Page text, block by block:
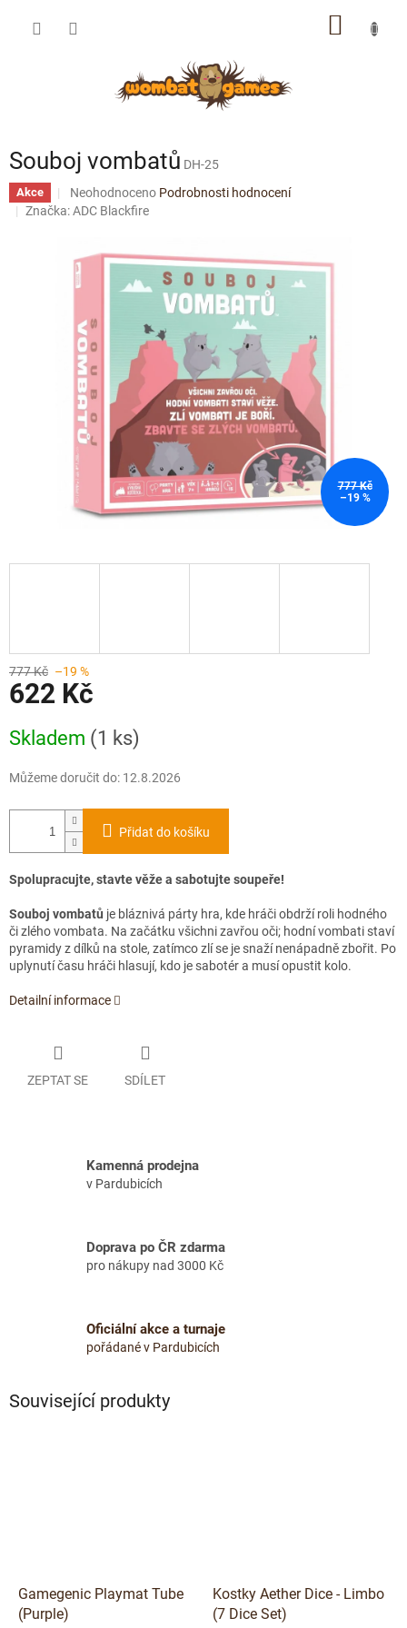
Souboj vombatů DH-25
Akce
Průměrné
hodnocení
0,0
Neohodnoceno Podrobnosti hodnocení
Značka:ADC Blackfire
777 Kč
–19 %
777 Kč –19 %
622 Kč
cena:
Skladem (1 ks)
Můžeme doručit do: 12.8.2026
Přidat do košíku
Spolupracujte, stavte věže a sabotujte soupeře!
Souboj vombatů je bláznivá párty hra, kde hráči obdrží roli hodného
či zlého vombata. Na začátku všichni zavřou oči; hodní vombati staví
pyramidy z dílků na stole, zatímco zlí se je snaží nenápadně zbořit. Po
uplynutí času hráči hlasují, kdo je sabotér a musí opustit kolo.
Detailní informace
ZEPTAT SE SDÍLET
Kamenná prodejna
v Pardubicích
Doprava po ČR zdarma
pro nákupy nad 3000 Kč
Oficiální akce a turnaje
pořádané v Pardubicích
Související produkty
Gamegenic Playmat Tube
(Purple)
Kostky Aether Dice - Limbo
(7 Dice Set)